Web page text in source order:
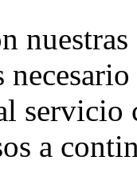
servicio
a